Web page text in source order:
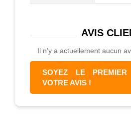
AVIS
Il n'y a actuellement aucun
SOYEZ LE
VOTRE AVIS !